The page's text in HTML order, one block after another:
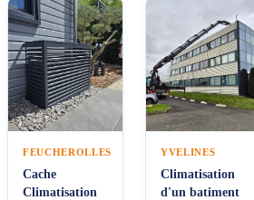
FEUCHEROLLES
Cache
Climatisation
YVELINES
Climatisation
d'un batiment